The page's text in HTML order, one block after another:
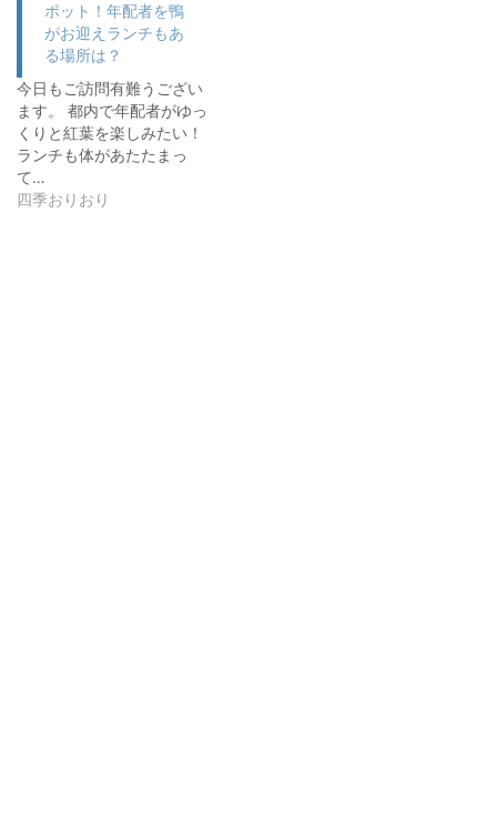
ポット！年配者を鴨
がお迎えランチもあ
る場所は？
今日もご訪問有難うござい
ます。 都内で年配者がゆっ
くりと紅葉を楽しみたい！
ランチも体があたたまっ
て…
四季おりおり